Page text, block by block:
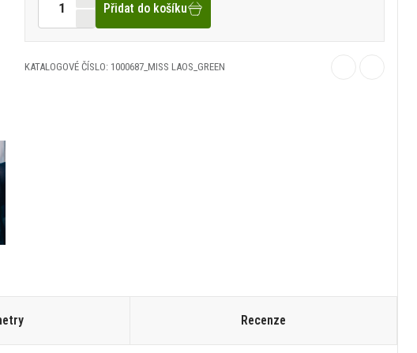
Přidat do košíku
KATALOGOVÉ ČÍSLO: 1000687_MISS LAOS_GREEN
Recenze